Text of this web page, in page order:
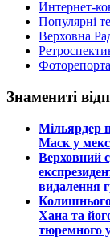
Интернет-
Популярні
Верховна
Знамениті
​Мільярдер
Маск у
​Верховний
видалення
Хана та
тюремного